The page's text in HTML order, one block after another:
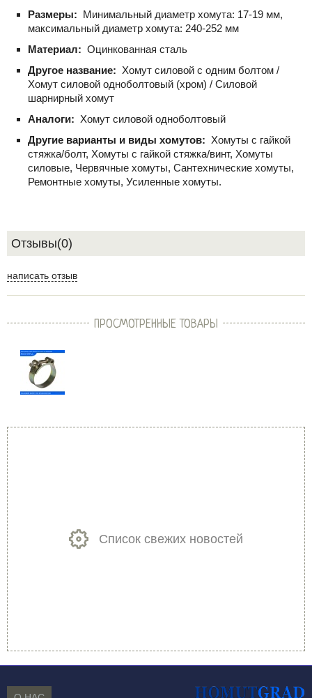
Размеры: Минимальный диаметр хомута: 17-19 мм,
максимальный диаметр хомута: 240-252 мм
Материал: Оцинкованная сталь
Другое название: Хомут силовой с одним болтом /
Хомут силовой одноболтовый (хром) / Силовой
шарнирный хомут
Аналоги: Хомут силовой одноболтовый
Другие варианты и виды хомутов: Хомуты с гайкой
стяжка/болт, Хомуты с гайкой стяжка/винт, Хомуты
силовые, Червячные хомуты, Сантехнические хомуты,
Ремонтные хомуты, Усиленные хомуты.
Отзывы(0)
написать отзыв
ПРОСМОТРЕННЫЕ ТОВАРЫ
Список свежих новостей